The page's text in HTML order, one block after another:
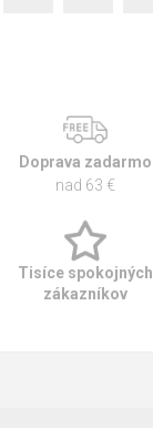
Doprava zadarmo
nad 63 €
Tisíce spokojných
zákazníkov